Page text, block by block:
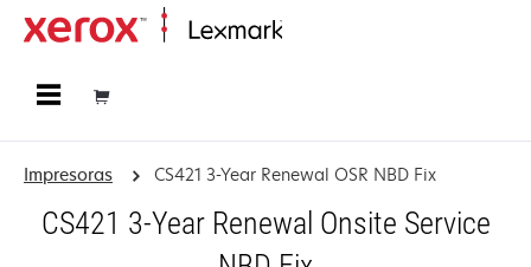
Impresoras CS421 3-Year Renewal OSR NBD Fix
CS421 3-Year Renewal Onsite Service